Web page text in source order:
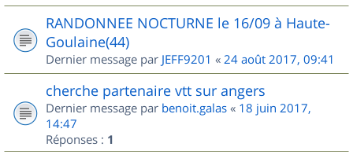
RANDONNEE NOCTURNE le 16/09 à Haute-
Goulaine(44)
Dernier message par JEFF9201 « 24 août 2017, 09:41
cherche partenaire vtt sur angers
Dernier message par benoit.galas « 18 juin 2017,
14:47
Réponses : 1